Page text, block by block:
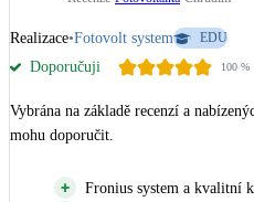
Realizace•Fotovolt system EDU
Doporučuji 100 %
Vybrána na základě recenzí a
mohu doporučit.
Fronius system a kvalitní